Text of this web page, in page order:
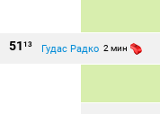
51 13 Гудас Радко 2 мин